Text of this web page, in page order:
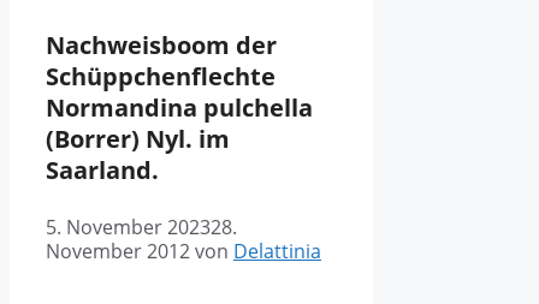
Nachweisboom der
Schüppchenflechte
Normandina pulchella
(Borrer) Nyl. im
Saarland.
5. November 202328.
November 2012von Delattinia